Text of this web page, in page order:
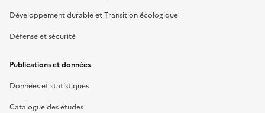
Développement durable et Transition écologique
Défense et sécurité
Publications et données
Données et statistiques
Catalogue des études